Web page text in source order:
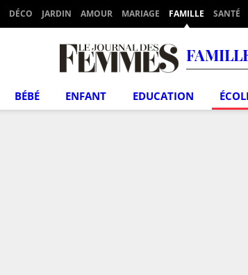
DÉCO JARDIN AMOUR MARIAGE FAMILLE SANTÉ
BÉBÉ ENFANT EDUCATION